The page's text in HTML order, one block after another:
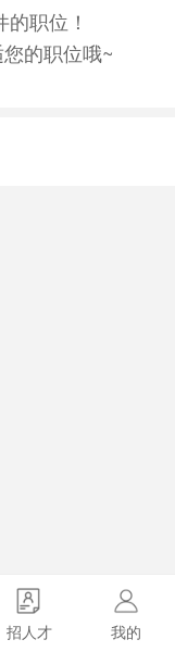
职位！
的职位哦~
招人才 我的